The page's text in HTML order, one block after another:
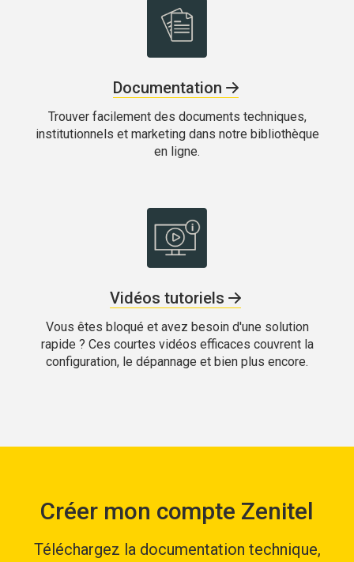
Documentation
Trouver facilement des documents techniques,
institutionnels et marketing dans notre bibliothèque
en ligne.
Vidéos tutoriels
Vous êtes bloqué et avez besoin d'une solution
rapide ? Ces courtes vidéos efficaces couvrent la
configuration, le dépannage et bien plus encore.
Créer mon compte Zenitel
Téléchargez la documentation technique,